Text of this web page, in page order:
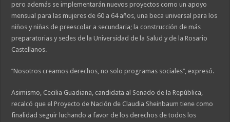
pero además se implementarán nuevos proyectos como un apoyo
mensual para las mujeres de 60 a 64 años, una beca universal para los
niños y niñas de preescolar a secundaria; la construcción de más
preparatorias y sedes de la Universidad de la Salud y de la Rosario
Castellanos.
’’Nosotros creamos derechos, no solo programas sociales’’, expresó.
Asimismo, Cecilia Guadiana, candidata al Senado de la República,
recalcó que el Proyecto de Nación de Claudia Sheinbaum tiene como
finalidad seguir luchando a favor de los derechos de todos los